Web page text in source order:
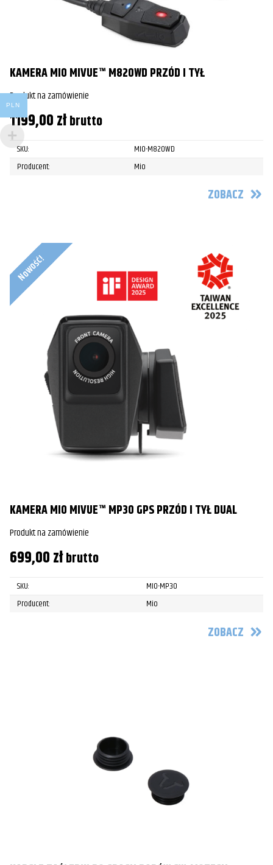
KAMERA MIO MIVUE™ M820WD PRZÓD I TYŁ
Produkt na zamówienie
1199,00złbrutto
SKU:
MIO-M820WD
Producent:
Mio
ZOBACZ
Nowość!
KAMERA MIO MIVUE™ MP30 GPS PRZÓD I TYŁ DUAL
Produkt na zamówienie
699,00złbrutto
SKU:
MIO-MP30
Producent:
Mio
ZOBACZ
PLN